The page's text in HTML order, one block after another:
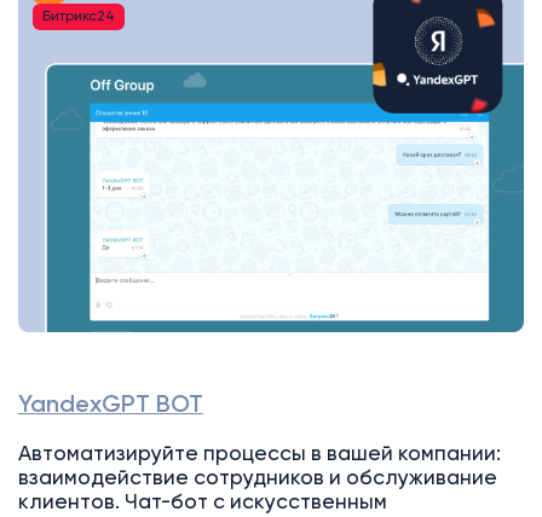
Битрикс24
YandexGPT BOT
Автоматизируйте процессы в вашей компании:
взаимодействие сотрудников и обслуживание
клиентов. Чат-бот с искусственным